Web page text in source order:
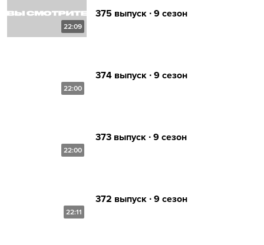
22:09
375 выпуск ∙ 9 сезон
22:00
374 выпуск ∙ 9 сезон
22:00
373 выпуск ∙ 9 сезон
22:11
372 выпуск ∙ 9 сезон